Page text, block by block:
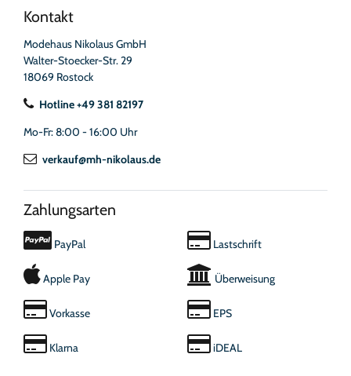
Kontakt
Modehaus Nikolaus GmbH
Walter-Stoecker-Str. 29
18069 Rostock
Hotline +49 381 82197
Mo-Fr: 8:00 - 16:00 Uhr
verkauf@mh-nikolaus.de
Zahlungsarten
PayPal
Apple Pay
Vorkasse
Klarna
Lastschrift
Überweisung
EPS
iDEAL